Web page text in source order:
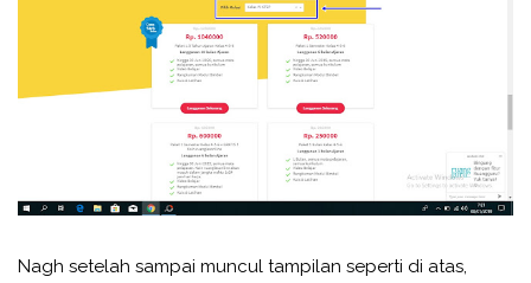
Nagh setelah sampai muncul tampilan seperti di atas,